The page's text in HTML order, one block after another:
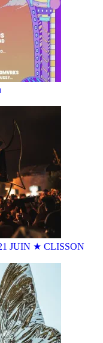
JUIN ★ CLISSON